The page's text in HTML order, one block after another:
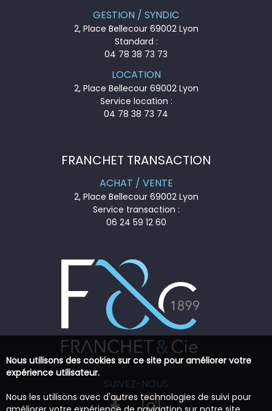
GESTION / SYNDIC
2, Place Bellecour 69002 Lyon
Standard :
04 78 38 73 73
LOCATION
2, Place Bellecour 69002 Lyon
Service location :
04 78 38 73 74
FRANCHET TRANSACTION
ACHAT / VENTE
2, Place Bellecour 69002 Lyon
Service transaction :
06 24 59 12 60
SUIVEZ-NOUS
Nous utilisons des cookies sur ce site pour améliorer votre
expérience utilisateur.
Nous les utilisons avec d'autres technologies de suivi pour